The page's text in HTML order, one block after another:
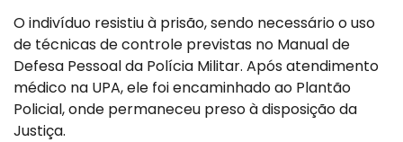
O indivíduo resistiu à prisão, sendo necessário o uso
de técnicas de controle previstas no Manual de
Defesa Pessoal da Polícia Militar. Após atendimento
médico na UPA, ele foi encaminhado ao Plantão
Policial, onde permaneceu preso à disposição da
Justiça.